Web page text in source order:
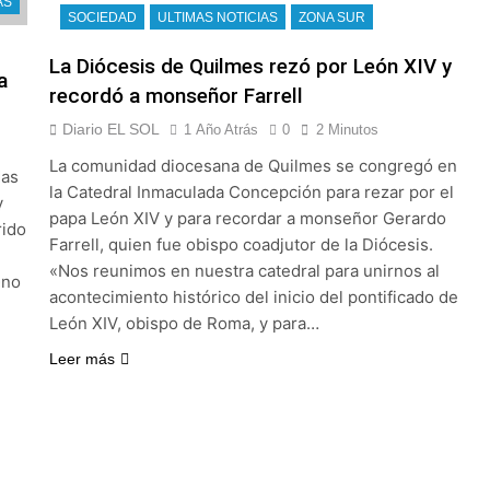
la Ley de Propiedad Privada de Milei
de Seguridad de Quilmes, Hernán Ocampo, tras la
que tuvo un «brote psicótico» por consumo con
consiguió la mayoría y rechazó el pedido del peronismo
al Congreso contra el proyecto oficial de Ley de Propiedad
celebra la fiesta de San Cayetano
SOCIEDAD ULTIMAS NOTICIAS ZONA SUR
La Diócesis de Quilmes rezó por León XIV y
recordó a monseñor Farrell
Diario EL SOL 1 Año Atrás 0 2 Minutos
La comunidad diocesana de Quilmes se congregó en
la Catedral Inmaculada Concepción para rezar por el
papa León XIV y para recordar a monseñor Gerardo
Farrell, quien fue obispo coadjutor de la Diócesis.
«Nos reunimos en nuestra catedral para unirnos al
acontecimiento histórico del inicio del pontificado de
León XIV, obispo de Roma, y para…
Leer más